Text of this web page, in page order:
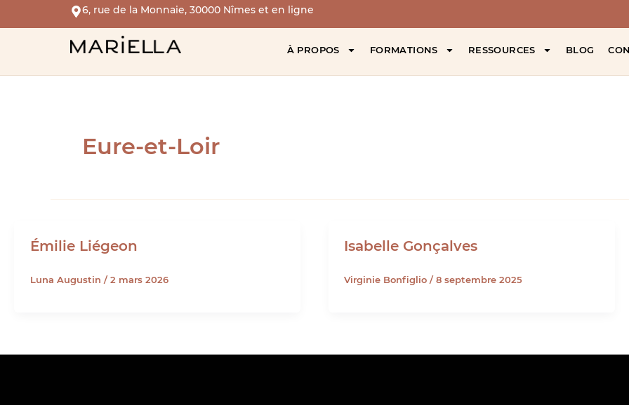
6, rue de la Monnaie, 30000 Nîmes et en ligne
À PROPOS FORMATIONS RESSOURCES BLOG
Eure-et-Loir
Émilie Liégeon
Luna Augustin /2 mars 2026
Isabelle Gonçalves
Virginie Bonfiglio/8 septembre 2025